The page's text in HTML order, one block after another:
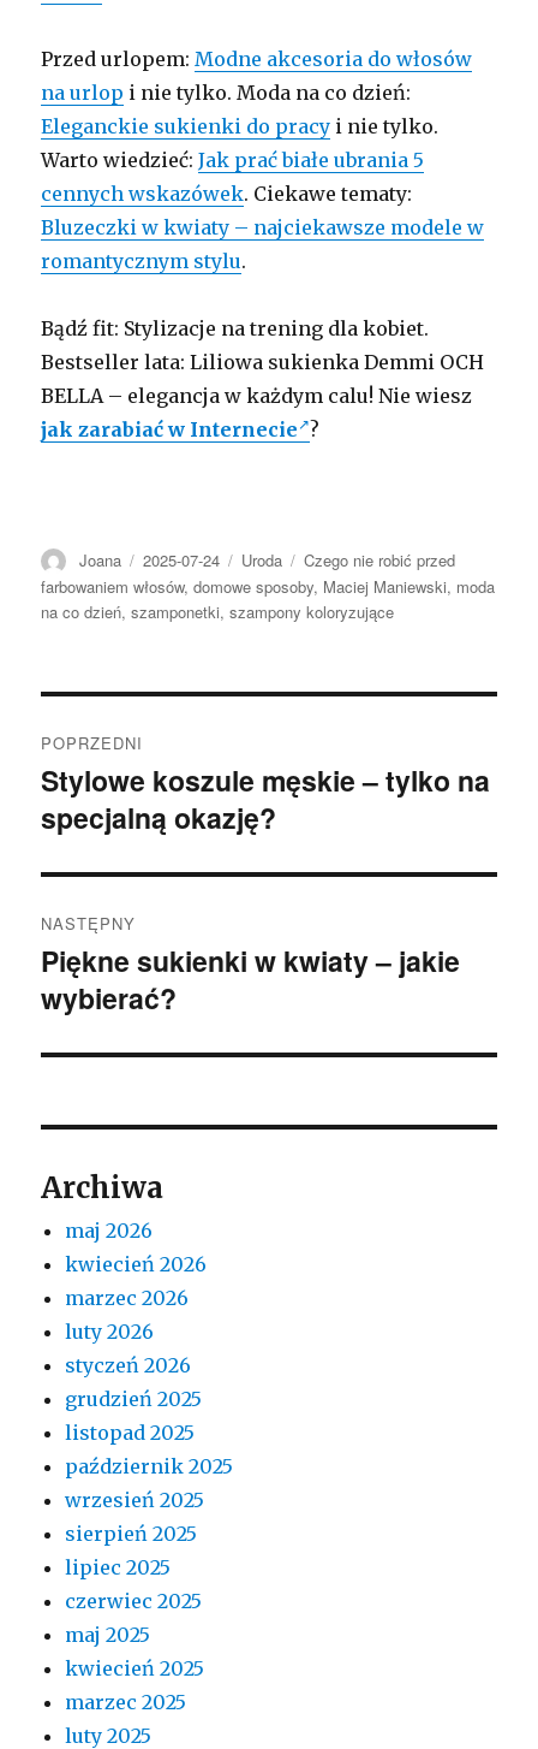
Przed urlopem: Modne akcesoria do włosów
na urlop i nie tylko. Moda na co dzień:
Eleganckie sukienki do pracy i nie tylko.
Warto wiedzieć:Jak prać białe ubrania 5
cennych wskazówek. Ciekawe tematy:
Bluzeczki w kwiaty – najciekawsze modele w
romantycznym stylu.
Bądź fit: Stylizacje na trening dla kobiet.
Bestseller lata: Liliowa sukienka Demmi OCH
BELLA – elegancja w każdym calu! Nie wiesz
jak zarabiać w Internecie ?
Autor
Joana Opublikowano
2025-07-24 Kategorie
Uroda Tagi
Czego nie robić przed
farbowaniem włosów,domowe sposoby, Maciej Maniewski, moda
na co dzień,szamponetki,szampony koloryzujące
wpisu
POPRZEDNI
Poprzedni
wpis:
Stylowe koszule męskie – tylko na
specjalną okazję?
NASTĘPNY
Następny
wpis:
Piękne sukienki w kwiaty – jakie
wybierać?
Archiwa
maj 2026
kwiecień 2026
marzec 2026
luty 2026
styczeń 2026
grudzień 2025
listopad 2025
październik 2025
wrzesień 2025
sierpień 2025
lipiec 2025
czerwiec 2025
maj 2025
kwiecień 2025
marzec 2025
luty 2025